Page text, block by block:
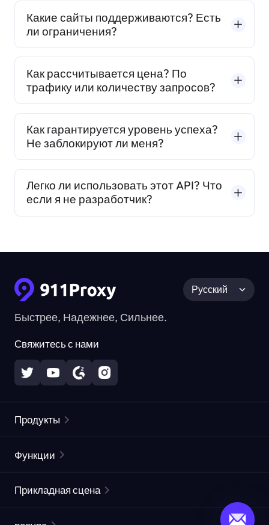
Какие сайты поддерживаются? Есть
ли ограничения?
Как рассчитывается цена? По
трафику или количеству запросов?
Как гарантируется уровень успеха?
Не заблокируют ли меня?
Легко ли использовать этот API? Что
если я не разработчик?
Быстрее, Надежнее, Сильнее.
Свяжитесь с нами
Русский
Продукты
Статические резидентные прокси
Функции
Прикладная сцена